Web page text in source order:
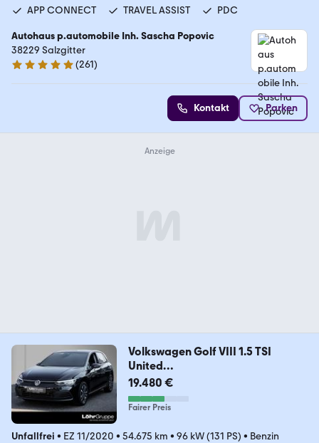
APP CONNECT
TRAVEL ASSIST PDC
Autohaus p.automobile Inh. Sascha Popovic
38229 Salzgitter
5 Sterne
(261)
Kontakt Parken
Volkswagen Golf VIII 1.5 TSI
United
Navi/Standhz/AppConnect
19.480 €
Fairer Preis
Unfallfrei • EZ 11/2020 • 54.675 km • 96 kW (131 PS) • Benzin